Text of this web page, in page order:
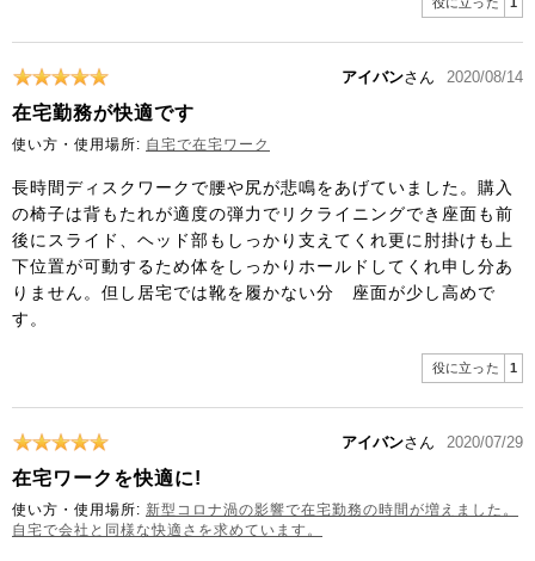
アイバンさん 2020/08/14
在宅勤務が快適です
使い方・使用場所: 自宅で在宅ワーク
長時間ディスクワークで腰や尻が悲鳴をあげていました。購入
の椅子は背もたれが適度の弾力でリクライニングでき座面も前
後にスライド、ヘッド部もしっかり支えてくれ更に肘掛けも上
下位置が可動するため体をしっかりホールドしてくれ申し分あ
りません。但し居宅では靴を履かない分 座面が少し高めで
す。
役に立った 1
アイバンさん 2020/07/29
在宅ワークを快適に!
使い方・使用場所: 新型コロナ渦の影響で在宅勤務の時間が増えました。
自宅で会社と同様な快適さを求めています。